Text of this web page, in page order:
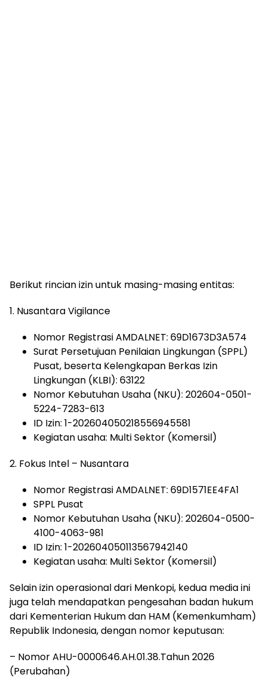
Berikut rincian izin untuk masing-masing entitas:
1. Nusantara Vigilance
Nomor Registrasi AMDALNET: 69D1673D3A574
Surat Persetujuan Penilaian Lingkungan (SPPL)
Pusat, beserta Kelengkapan Berkas Izin
Lingkungan (KLBI): 63122
Nomor Kebutuhan Usaha (NKU): 202604-0501-
5224-7283-613
ID Izin: 1-202604050218556945581
Kegiatan usaha: Multi Sektor (Komersil)
2. Fokus Intel – Nusantara
Nomor Registrasi AMDALNET: 69D1571EE4FA1
SPPL Pusat
Nomor Kebutuhan Usaha (NKU): 202604-0500-
4100-4063-981
ID Izin: 1-202604050113567942140
Kegiatan usaha: Multi Sektor (Komersil)
Selain izin operasional dari Menkopi, kedua media ini
juga telah mendapatkan pengesahan badan hukum
dari Kementerian Hukum dan HAM (Kemenkumham)
Republik Indonesia, dengan nomor keputusan:
– Nomor AHU-0000646.AH.01.38.Tahun 2026
(Perubahan)